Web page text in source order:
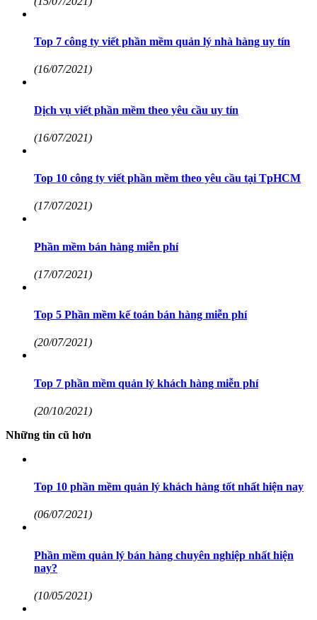
Top 7 công ty viết phần mềm quản lý nhà hàng uy tín
(16/07/2021)
Dịch vụ viết phần mềm theo yêu cầu uy tín
(16/07/2021)
Top 10 công ty viết phần mềm theo yêu cầu tại TpHCM
(17/07/2021)
Phần mềm bán hàng miễn phí
(17/07/2021)
Top 5 Phần mềm kế toán bán hàng miễn phí
(20/07/2021)
Top 7 phần mềm quản lý khách hàng miễn phí
(20/10/2021)
Những tin cũ hơn
Top 10 phần mềm quản lý khách hàng tốt nhất hiện nay
(06/07/2021)
Phần mềm quản lý bán hàng chuyên nghiệp nhất hiện
nay?
(10/05/2021)